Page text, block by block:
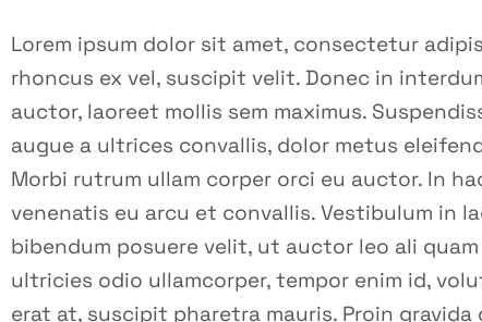
Lorem ipsum dolor sit amet, consectetur
rhoncus ex vel, suscipit velit. Donec in
auctor, laoreet mollis sem maximus.
augue a ultrices convallis, dolor metus
Morbi rutrum ullam corper orci eu auctor. In
venenatis eu arcu et convallis. Vestibulum in
bibendum posuere velit, ut auctor leo ali
ultricies odio ullamcorper, tempor enim id,
erat at, suscipit pharetra mauris. Proin